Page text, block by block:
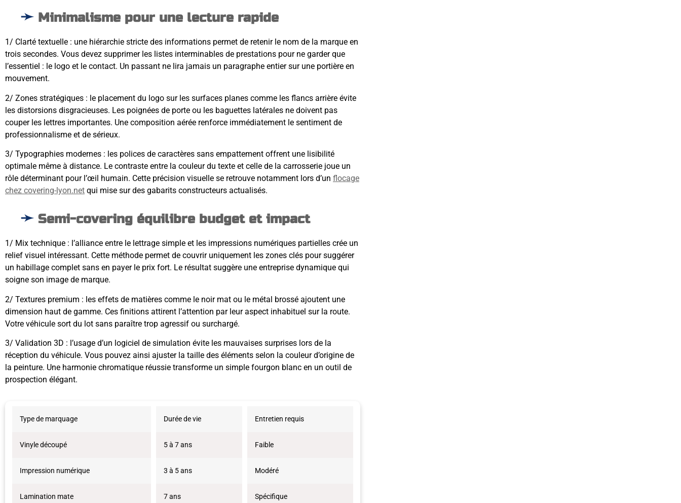
Minimalisme pour une lecture rapide
1/ Clarté textuelle : une hiérarchie stricte des informations permet de retenir le nom de la marque en
trois secondes. Vous devez supprimer les listes interminables de prestations pour ne garder que
l’essentiel : le logo et le contact. Un passant ne lira jamais un paragraphe entier sur une portière en
mouvement.
2/ Zones stratégiques : le placement du logo sur les surfaces planes comme les flancs arrière évite
les distorsions disgracieuses. Les poignées de porte ou les baguettes latérales ne doivent pas
couper les lettres importantes. Une composition aérée renforce immédiatement le sentiment de
professionnalisme et de sérieux.
3/ Typographies modernes : les polices de caractères sans empattement offrent une lisibilité
optimale même à distance. Le contraste entre la couleur du texte et celle de la carrosserie joue un
rôle déterminant pour l’œil humain. Cette précision visuelle se retrouve notamment lors d’un flocage
chez covering-lyon.net qui mise sur des gabarits constructeurs actualisés.
Semi-covering équilibre budget et impact
1/ Mix technique : l’alliance entre le lettrage simple et les impressions numériques partielles crée un
relief visuel intéressant. Cette méthode permet de couvrir uniquement les zones clés pour suggérer
un habillage complet sans en payer le prix fort. Le résultat suggère une entreprise dynamique qui
soigne son image de marque.
2/ Textures premium : les effets de matières comme le noir mat ou le métal brossé ajoutent une
dimension haut de gamme. Ces finitions attirent l’attention par leur aspect inhabituel sur la route.
Votre véhicule sort du lot sans paraître trop agressif ou surchargé.
3/ Validation 3D : l’usage d’un logiciel de simulation évite les mauvaises surprises lors de la
réception du véhicule. Vous pouvez ainsi ajuster la taille des éléments selon la couleur d’origine de
la peinture. Une harmonie chromatique réussie transforme un simple fourgon blanc en un outil de
prospection élégant.
Type de marquage Durée de vie Entretien requis
Vinyle découpé 5 à 7 ans Faible
Impression numérique 3 à 5 ans Modéré
Lamination mate 7 ans Spécifique